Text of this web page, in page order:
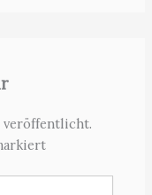
veröffentlicht.